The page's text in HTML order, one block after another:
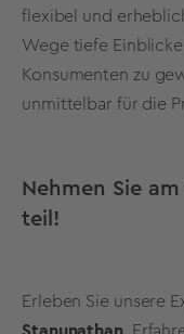
flexibel und
Wege tiefe
Konsumenten zu
unmittelbar für die
Nehmen Sie
teil!
Erleben Sie unsere